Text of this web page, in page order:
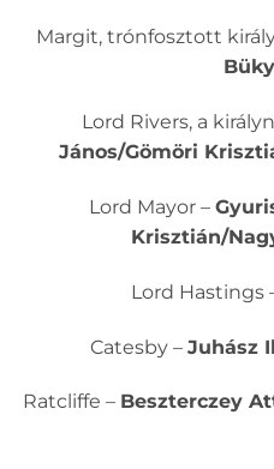
Margit, trónfosztott
Lord Rivers, a
János/Gömöri
Lord Mayor –
Krisztián/
Lord Hastings
Catesby – Juhász
Ratcliffe – Beszterczey